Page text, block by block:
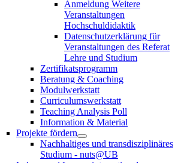
Anmeldung Weitere
Veranstaltungen
Hochschuldidaktik
Datenschutzerklärung für
Veranstaltungen des Referat
Lehre und Studium
Zertifikatsprogramm
Beratung & Coaching
Modulwerkstatt
Curriculumswerkstatt
Teaching Analysis Poll
Information & Material
Projekte fördern
Nachhaltiges und transdisziplinäres
Studium - nuts@UB